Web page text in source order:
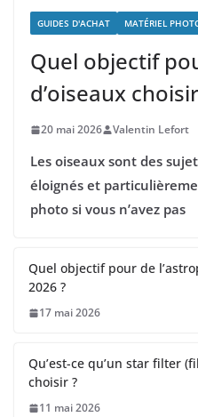
GUIDES D'ACHAT MATÉRIEL
Quel objectif
d’oiseaux
20 mai 2026 Valentin Lefort
Les oiseaux sont des
éloignés et
photo si vous n’avez pas
Quel objectif pour de
2026 ?
17 mai 2026
Qu’est-ce qu’un star filter
choisir ?
11 mai 2026